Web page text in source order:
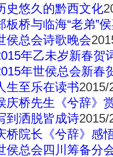
史悠久的黔西文化
板桥与临海“老弟”
侯总会诗歌晚会
年乙未岁新春贺
年世侯总会新春
生至乐在读书2015/
庆桥先生《兮辞》
到洒脱皆成诗2015/
桥院长《兮辞》感
侯总会四川筹备分